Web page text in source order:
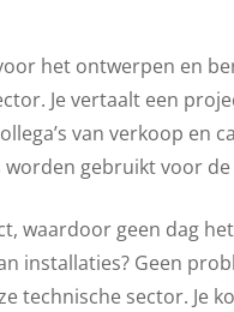
het ontwerpen en
Je vertaalt een
van verkoop en
gebruikt voor
waardoor geen dag
installaties? Geen
technische sector. Je